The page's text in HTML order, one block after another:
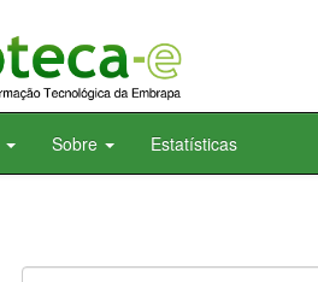
Sobre Estatísticas